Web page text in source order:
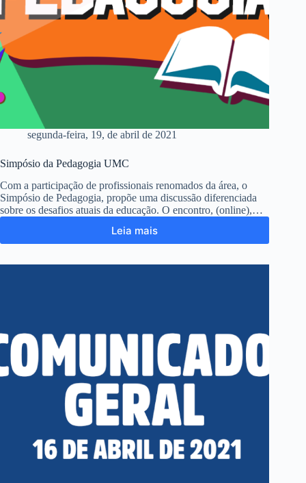
segunda-feira, 19, de abril de 2021
Simpósio da Pedagogia UMC
Com a participação de profissionais renomados da área, o
Simpósio de Pedagogia, propõe uma discussão diferenciada
sobre os desafios atuais da educação. O encontro, (online),…
Leia mais